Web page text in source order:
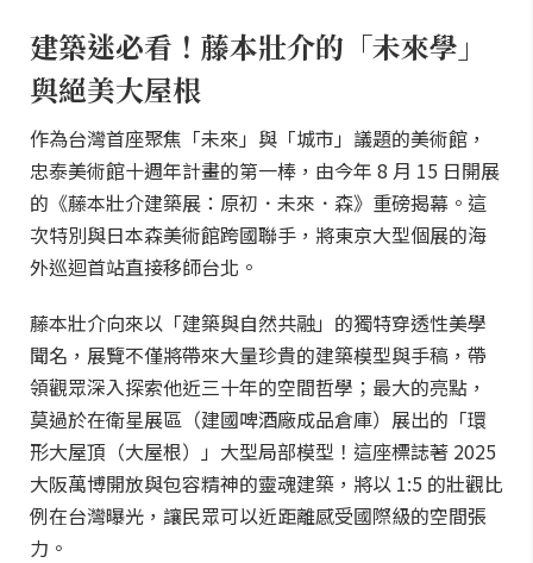
建築迷必看！藤本壯介的「未來學」
與絕美大屋根
作為台灣首座聚焦「未來」與「城市」議題的美術館，
忠泰美術館十週年計畫的第一棒，由今年 8 月 15 日開展
的《藤本壯介建築展：原初．未來．森》重磅揭幕。這
次特別與日本森美術館跨國聯手，將東京大型個展的海
外巡迴首站直接移師台北。
藤本壯介向來以「建築與自然共融」的獨特穿透性美學
聞名，展覽不僅將帶來大量珍貴的建築模型與手稿，帶
領觀眾深入探索他近三十年的空間哲學；最大的亮點，
莫過於在衛星展區（建國啤酒廠成品倉庫）展出的「環
形大屋頂（大屋根）」大型局部模型！這座標誌著 2025
大阪萬博開放與包容精神的靈魂建築，將以 1:5 的壯觀比
例在台灣曝光，讓民眾可以近距離感受國際級的空間張
力。